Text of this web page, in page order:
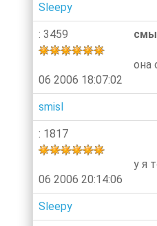
Sleepy
: 3459
06 2006 18:07:02
она
smisl
: 1817
06 2006 20:14:06
у я
Sleepy